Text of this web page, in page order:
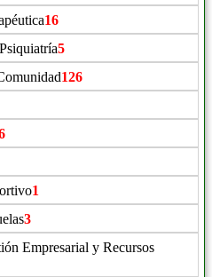
16
5
126
1
3
Empresarial y Recursos